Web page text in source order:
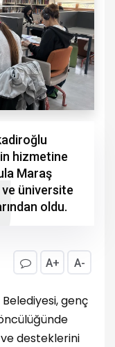
hizmetine
Maraş
üniversite
oldu.
A+ A-
genç
desteklerini